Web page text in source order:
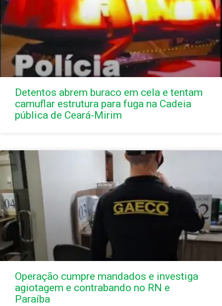
Detentos abrem buraco em cela e tentam
camuflar estrutura para fuga na Cadeia
pública de Ceará-Mirim
Operação cumpre mandados e investiga
agiotagem e contrabando no RN e
Paraíba